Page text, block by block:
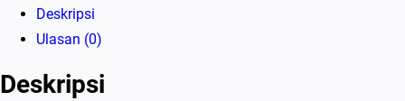
Deskripsi
Ulasan (0)
Deskripsi